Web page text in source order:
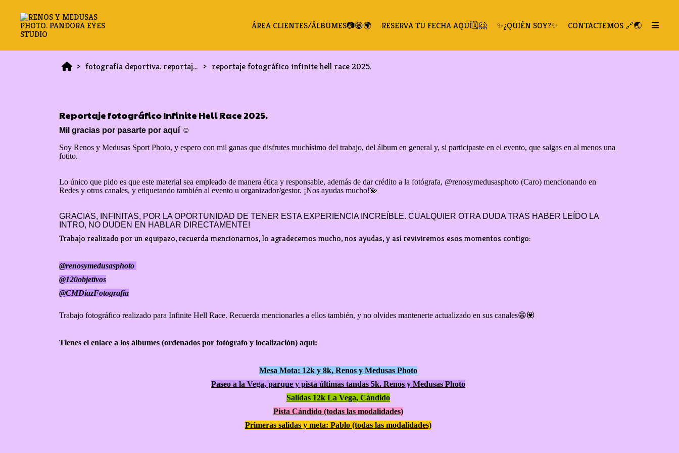
ÁREA CLIENTES/ÁLBUMES📷😁🌍 RESERVA TU FECHA AQUÍ🗓️🤗 ✨¿QUIÉN SOY?✨ CONTACTEMOS 🔗🌏
fotografía deportiva. reportaje en bolsa de corredor reportaje fotográfico infinite hell race 2025.
Reportaje fotográfico Infinite Hell Race 2025.
Mil gracias por pasarte por aquí ☺️
Soy Renos y Medusas Sport Photo, y espero con mil ganas que disfrutes muchísimo del trabajo, del álbum en general y, si participaste en el evento, que salgas en al menos una
fotito.
Lo único que pido es que este material sea empleado de manera ética y responsable, además de dar crédito a la fotógrafa, @renosymedusasphoto (Caro) mencionando en
Redes y otros canales, y etiquetando también al evento u organizador/gestor. ¡Nos ayudas mucho!💫
GRACIAS, INFINITAS, POR LA OPORTUNIDAD DE TENER ESTA EXPERIENCIA INCREÍBLE. CUALQUIER OTRA DUDA TRAS HABER LEÍDO LA
INTRO, NO DUDEN EN HABLAR DIRECTAMENTE!
Trabajo realizado por un equipazo, recuerda mencionarnos, lo agradecemos mucho, nos ayudas, y así reviviremos esos momentos contigo:
@renosymedusasphoto
@120objetivos
@CMDíazFotografía
Trabajo fotográfico realizado para Infinite Hell Race. Recuerda mencionarles a ellos también, y no olvides mantenerte actualizado en sus canales😁💟
Tienes el enlace a los álbumes (ordenados por fotógrafo y localización) aquí:
Mesa Mota: 12k y 8k, Renos y Medusas Photo
Paseo a la Vega, parque y pista últimas tandas 5k. Renos y Medusas Photo
Salidas 12k La Vega, Cándido
Pista Cándido (todas las modalidades)
Primeras salidas y meta: Pablo (todas las modalidades)